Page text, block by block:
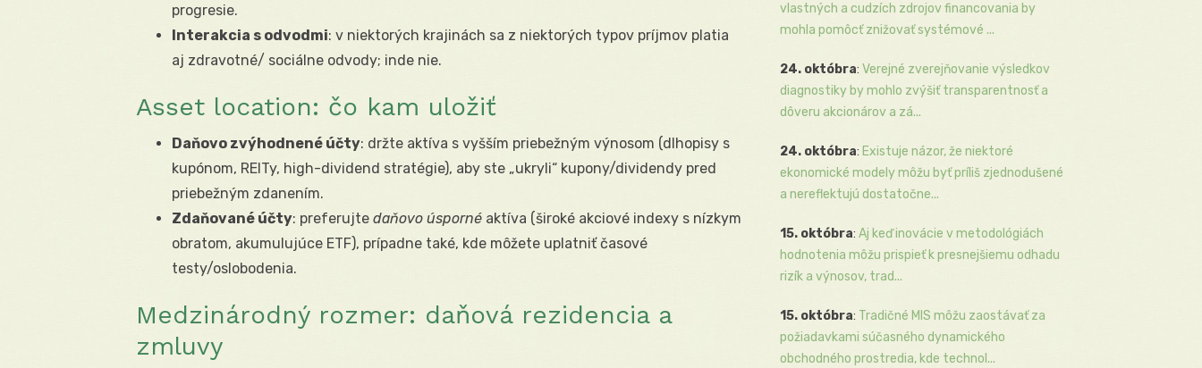
progresie.
Interakcia s odvodmi: v niektorých krajinách sa z niektorých typov príjmov platia
aj zdravotné/ sociálne odvody; inde nie.
Asset location: čo kam uložiť
Daňovo zvýhodnené účty: držte aktíva s vyšším priebežným výnosom (dlhopisy s
kupónom, REITy, high-dividend stratégie), aby ste „ukryli“ kupony/dividendy pred
priebežným zdanením.
Zdaňované účty: preferujte daňovo úsporné aktíva (široké akciové indexy s nízkym
obratom, akumulujúce ETF), prípadne také, kde môžete uplatniť časové
testy/oslobodenia.
Medzinárodný rozmer: daňová rezidencia a
zmluvy
vlastných a cudzích zdrojov financovania by
mohla pomôcť znižovať systémové ...
24. októbra: Verejné zverejňovanie výsledkov
diagnostiky by mohlo zvýšiť transparentnosť a
dôveru akcionárov a zá...
24. októbra: Existuje názor, že niektoré
ekonomické modely môžu byť príliš zjednodušené
a nereflektujú dostatočne...
15. októbra: Aj keď inovácie v metodológiách
hodnotenia môžu prispieť k presnejšiemu odhadu
rizík a výnosov, trad...
15. októbra: Tradičné MIS môžu zaostávať za
požiadavkami súčasného dynamického
obchodného prostredia, kde technol...